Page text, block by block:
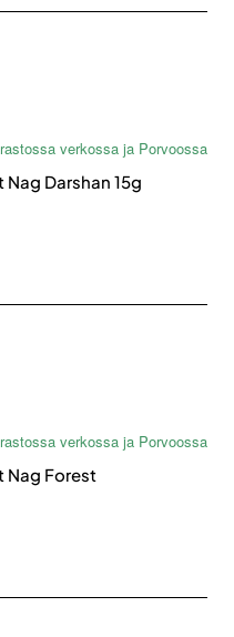
verkossa ja Porvoossa
Darshan 15g
verkossa ja Porvoossa
Nag Forest